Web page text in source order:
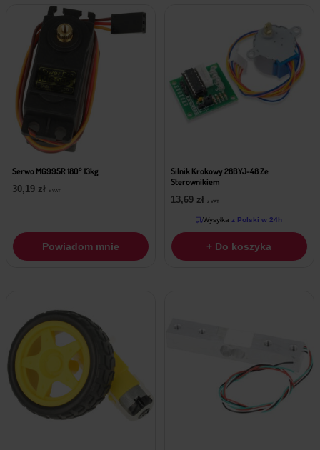
Serwo MG995R 180° 13kg
30,19 zł z VAT
Powiadom mnie
Silnik Krokowy 28BYJ-48 Ze
Sterownikiem
13,69 zł z VAT
Wysyłka z Polski w 24h
+ Do koszyka